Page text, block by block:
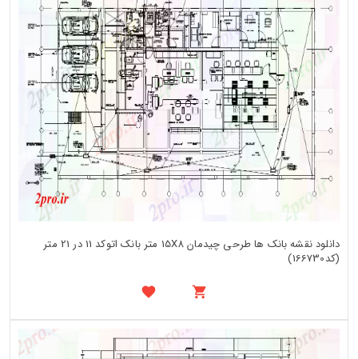
دانلود نقشه بانک ها طرحی چیدمان 15X8 متر بانک اتوکد 11 در 21 متر
(کد166730)